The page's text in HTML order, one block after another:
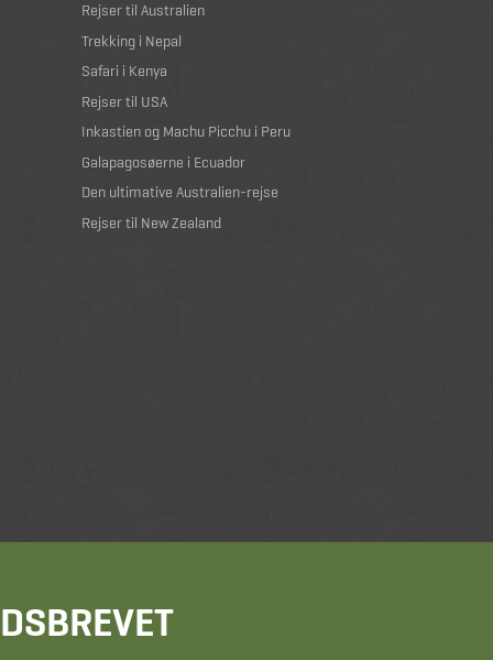
Rejser til Australien
Trekking i Nepal
Safari i Kenya
Rejser til USA
Inkastien og Machu Picchu i Peru
Galapagosøerne i Ecuador
Den ultimative Australien-rejse
Rejser til New Zealand